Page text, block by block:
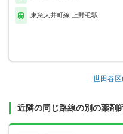
東急大井町線 上野毛駅
世田谷
近隣の同じ路線の別の薬剤